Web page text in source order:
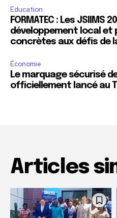
Education
FORMATEC : Les JSIIMS
développement local et
concrètes aux défis de
Économie
Le marquage sécurisé
officiellement lancé au
Articles